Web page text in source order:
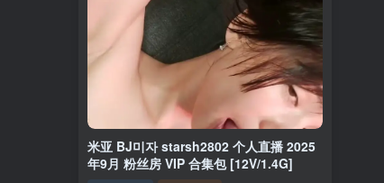
米亚 BJ미자 starsh2802 个人直播 2025
年9月 粉丝房 VIP 合集包 [12V/1.4G]